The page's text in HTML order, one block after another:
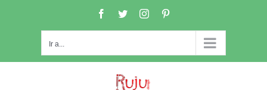
Facebook
TwitterInstagram
Ir a...